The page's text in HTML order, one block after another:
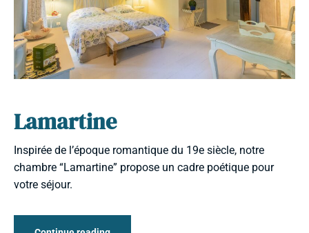
Lamartine
Inspirée de l’époque romantique du 19e siècle, notre
chambre “Lamartine” propose un cadre poétique pour
votre séjour.